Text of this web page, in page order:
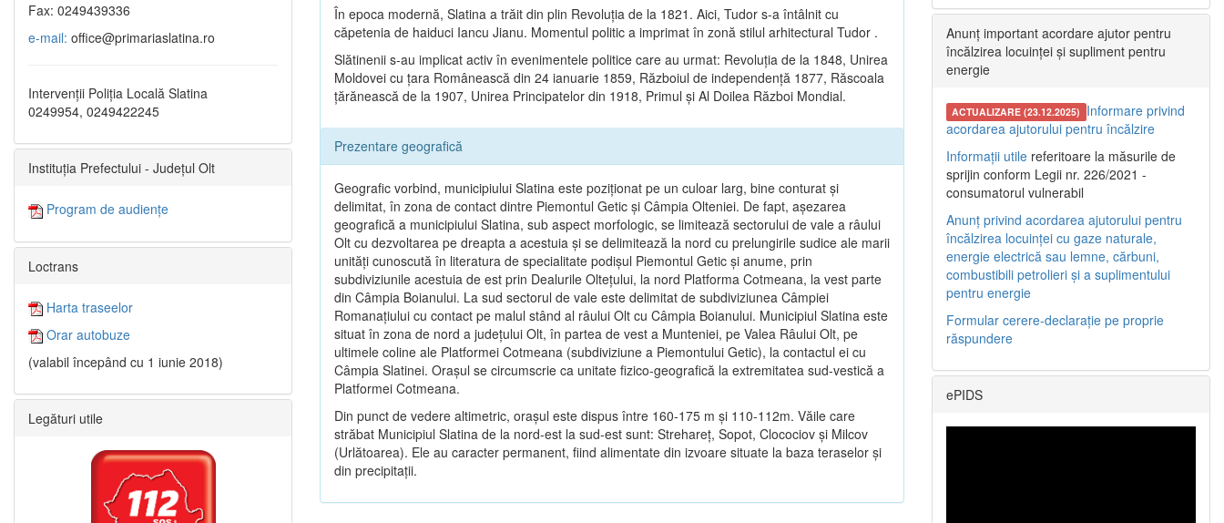
În epoca modernă, Slatina a trăit din plin Revoluţia de la 1821. Aici, Tudor s-a întâlnit cu
căpetenia de haiduci Iancu Jianu. Momentul politic a imprimat în zonă stilul arhitectural Tudor .
Slătinenii s-au implicat activ în evenimentele politice care au urmat: Revoluţia de la 1848, Unirea
Moldovei cu ţara Românească din 24 ianuarie 1859, Războiul de independenţă 1877, Răscoala
ţărănească de la 1907, Unirea Principatelor din 1918, Primul şi Al Doilea Război Mondial.
Prezentare geografică
Geografic vorbind, municipiului Slatina este poziţionat pe un culoar larg, bine conturat şi
delimitat, în zona de contact dintre Piemontul Getic şi Câmpia Olteniei. De fapt, aşezarea
geografică a municipiului Slatina, sub aspect morfologic, se limitează sectorului de vale a râului
Olt cu dezvoltarea pe dreapta a acestuia şi se delimitează la nord cu prelungirile sudice ale marii
unităţi cunoscută în literatura de specialitate podişul Piemontul Getic şi anume, prin
subdiviziunile acestuia de est prin Dealurile Olteţului, la nord Platforma Cotmeana, la vest parte
din Câmpia Boianului. La sud sectorul de vale este delimitat de subdiviziunea Câmpiei
Romanaţiului cu contact pe malul stând al râului Olt cu Câmpia Boianului. Municipiul Slatina este
situat în zona de nord a judeţului Olt, în partea de vest a Munteniei, pe Valea Râului Olt, pe
ultimele coline ale Platformei Cotmeana (subdiviziune a Piemontului Getic), la contactul ei cu
Câmpia Slatinei. Oraşul se circumscrie ca unitate fizico-geografică la extremitatea sud-vestică a
Platformei Cotmeana.
Din punct de vedere altimetric, oraşul este dispus între 160-175 m şi 110-112m. Văile care
străbat Municipiul Slatina de la nord-est la sud-est sunt: Strehareţ, Sopot, Clocociov şi Milcov
(Urlătoarea). Ele au caracter permanent, fiind alimentate din izvoare situate la baza teraselor şi
din precipitaţii.
Fax: 0249439336
e-mail: office@primariaslatina.ro
Intervenții Poliția Locală Slatina
0249954, 0249422245
Instituția Prefectului - Județul Olt
Program de audiențe
Loctrans
Harta traseelor
Orar autobuze
(valabil începând cu 1 iunie 2018)
Legături utile
Anunț important acordare ajutor pentru
încălzirea locuinței și supliment pentru
energie
ACTUALIZARE (23.12.2025) Informare privind
acordarea ajutorului pentru încălzire
Informații utile referitoare la măsurile de
sprijin conform Legii nr. 226/2021 -
consumatorul vulnerabil
Anunț privind acordarea ajutorului pentru
încălzirea locuinței cu gaze naturale,
energie electrică sau lemne, cărbuni,
combustibili petrolieri și a suplimentului
pentru energie
Formular cerere-declarație pe proprie
răspundere
ePIDS